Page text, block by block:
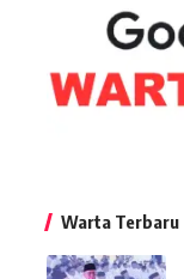
Warta Terbaru